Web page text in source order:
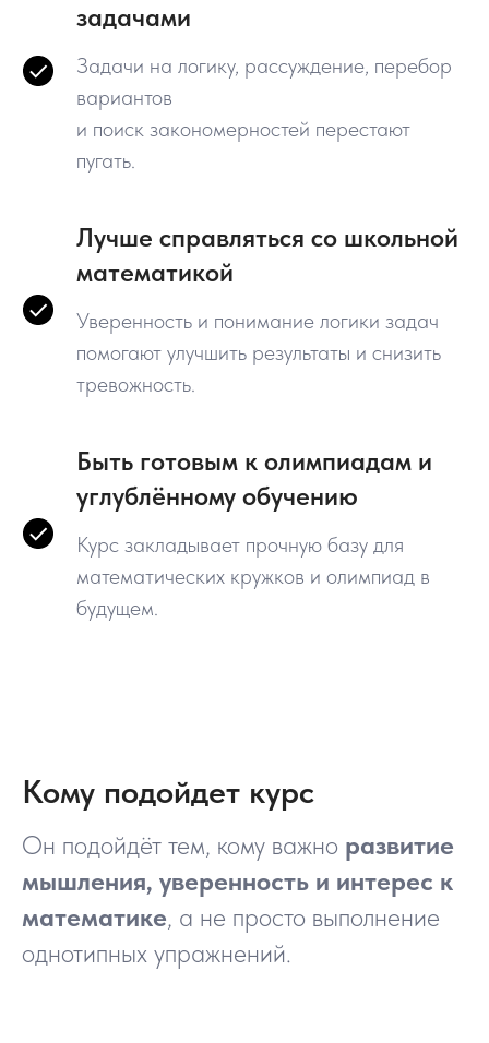
задачами
Задачи на логику, рассуждение, перебор
вариантов
и поиск закономерностей перестают
пугать.
Лучше справляться со школьной
математикой
Уверенность и понимание логики задач
помогают улучшить результаты и снизить
тревожность.
Быть готовым к олимпиадам и
углублённому обучению
Курс закладывает прочную базу для
математических кружков и олимпиад в
будущем.
Кому подойдет курс
Он подойдёт тем, кому важно развитие
мышления, уверенность и интерес к
математике, а не просто выполнение
однотипных упражнений.